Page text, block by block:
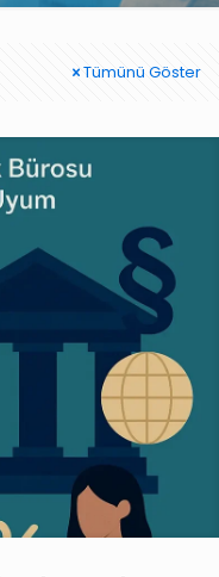
Tümünü Göster